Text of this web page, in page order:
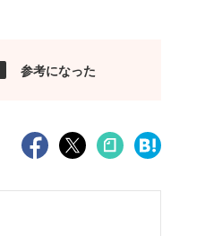
参考になった